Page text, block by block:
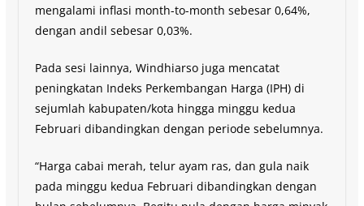
mengalami inflasi month-to-month sebesar 0,64%,
dengan andil sebesar 0,03%.
Pada sesi lainnya, Windhiarso juga mencatat
peningkatan Indeks Perkembangan Harga (IPH) di
sejumlah kabupaten/kota hingga minggu kedua
Februari dibandingkan dengan periode sebelumnya.
“Harga cabai merah, telur ayam ras, dan gula naik
pada minggu kedua Februari dibandingkan dengan